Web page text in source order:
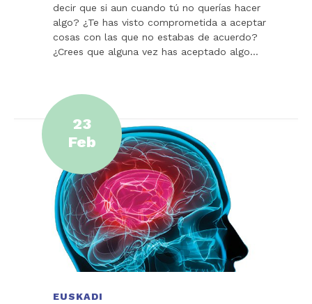
decir que si aun cuando tú no querías hacer
algo? ¿Te has visto comprometida a aceptar
cosas con las que no estabas de acuerdo?
¿Crees que alguna vez has aceptado algo…
23
Feb
EUSKADI